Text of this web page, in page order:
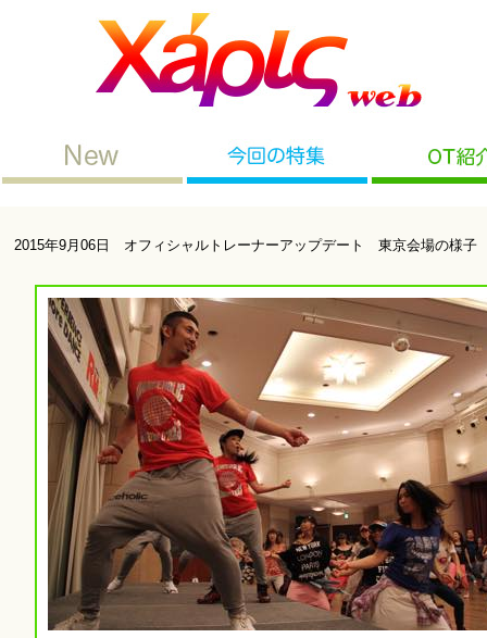
2015年9月06日 オフィシャルトレーナーアップデート 東京会場の様